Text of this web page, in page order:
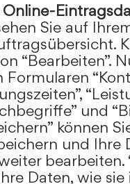
Sie auf
“Bearbeiten”.
und
können
und Ihre
bearbeiten.
Daten, wie